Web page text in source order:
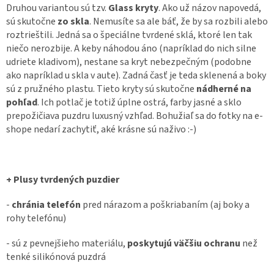
Druhou variantou sú tzv. Glass kryty. Ako už názov napovedá,
sú skutočne zo skla. Nemusíte sa ale báť, že by sa rozbili alebo
roztrieštili. Jedná sa o špeciálne tvrdené sklá, ktoré len tak
niečo nerozbije. A keby náhodou áno (napríklad do nich silne
udriete kladivom), nestane sa kryt nebezpečným (podobne
ako napríklad u skla v aute). Zadná časť je teda sklenená a boky
sú z pružného plastu. Tieto kryty sú skutočne nádherné na
pohľad. Ich potlač je totiž úplne ostrá, farby jasné a sklo
prepožičiava puzdru luxusný vzhľad. Bohužiaľ sa do fotky na e-
shope nedarí zachytiť, aké krásne sú naživo :-)
+ Plusy tvrdených puzdier
- chránia telefón pred nárazom a poškriabaním (aj boky a
rohy telefónu)
- sú z pevnejšieho materiálu, poskytujú väčšiu ochranu než
tenké silikónová puzdrá